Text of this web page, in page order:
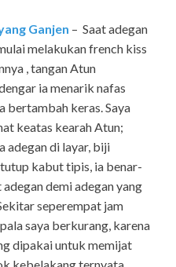
Ganjen – Saat adegan
melakukan french kiss
, tangan Atun
ia menarik nafas
bertambah keras. Saya
keatas kearah Atun;
adegan di layar, biji
kabut tipis, ia benar-
demi adegan yang
seperempat jam
saya berkurang, karena
dipakai untuk memijat